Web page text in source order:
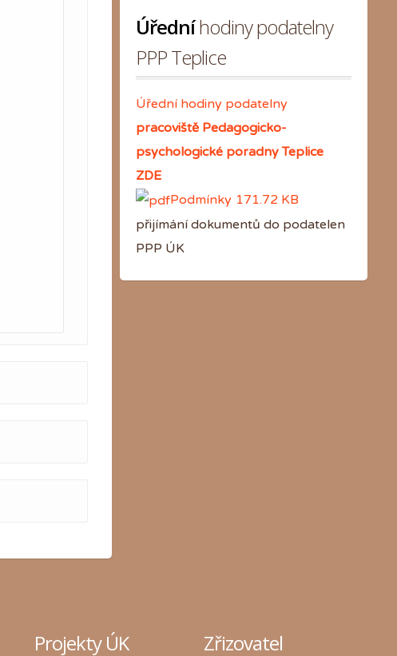
Úřední hodiny podatelny
PPP Teplice
Úřední hodiny podatelny
pracoviště Pedagogicko-
psychologické poradny Teplice
ZDE
Podmínky 171.72 KB
přijímání dokumentů do podatelen
PPP ÚK
Projekty ÚK Zřizovatel